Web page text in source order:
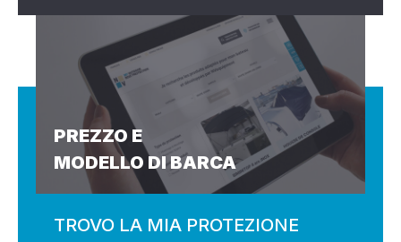
PREZZO E
MODELLO DI BARCA
TROVO LA MIA PROTEZIONE